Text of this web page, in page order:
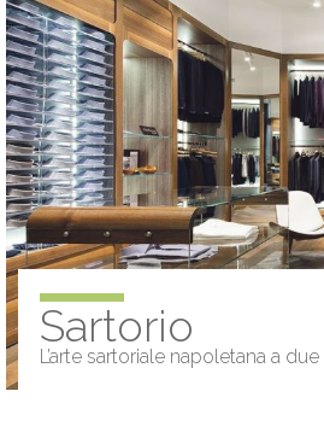
Sartorio
L’arte sartoriale napoletana a